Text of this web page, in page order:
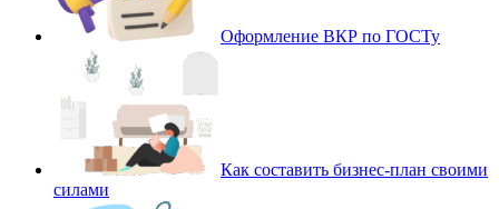
Оформление ВКР по ГОСТу
Как составить бизнес-план своими
силами